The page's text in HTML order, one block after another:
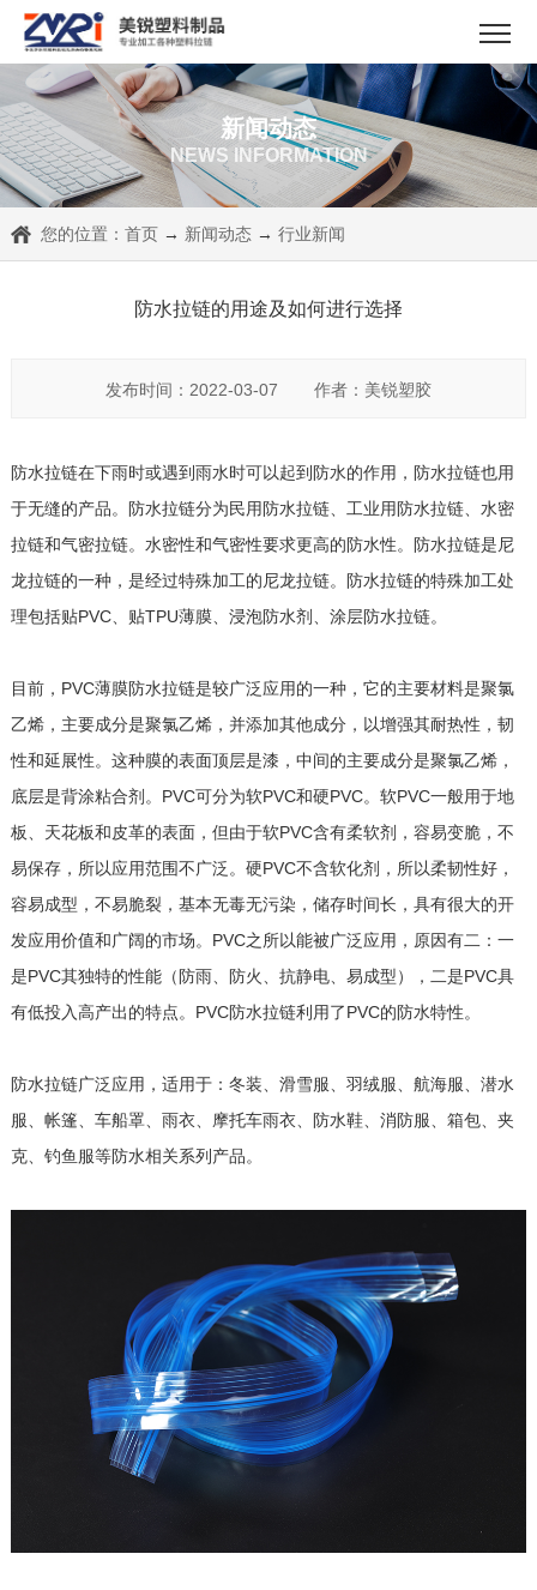
新闻动态
NEWS INFORMATION
您的位置： 首页→ 新闻动态→ 行业新闻
防水拉链的用途及如何进行选择
发布时间：2022-03-07 作者：美锐塑胶
防水拉链在下雨时或遇到雨水时可以起到防水的作用，防水拉链也用
于无缝的产品。防水拉链分为民用防水拉链、工业用防水拉链、水密
拉链和气密拉链。水密性和气密性要求更高的防水性。防水拉链是尼
龙拉链的一种，是经过特殊加工的尼龙拉链。防水拉链的特殊加工处
理包括贴PVC、贴TPU薄膜、浸泡防水剂、涂层防水拉链。
目前，PVC薄膜防水拉链是较广泛应用的一种，它的主要材料是聚氯
乙烯，主要成分是聚氯乙烯，并添加其他成分，以增强其耐热性，韧
性和延展性。这种膜的表面顶层是漆，中间的主要成分是聚氯乙烯，
底层是背涂粘合剂。PVC可分为软PVC和硬PVC。软PVC一般用于地
板、天花板和皮革的表面，但由于软PVC含有柔软剂，容易变脆，不
易保存，所以应用范围不广泛。硬PVC不含软化剂，所以柔韧性好，
容易成型，不易脆裂，基本无毒无污染，储存时间长，具有很大的开
发应用价值和广阔的市场。PVC之所以能被广泛应用，原因有二：一
是PVC其独特的性能（防雨、防火、抗静电、易成型），二是PVC具
有低投入高产出的特点。PVC防水拉链利用了PVC的防水特性。
防水拉链广泛应用，适用于：冬装、滑雪服、羽绒服、航海服、潜水
服、帐篷、车船罩、雨衣、摩托车雨衣、防水鞋、消防服、箱包、夹
克、钓鱼服等防水相关系列产品。